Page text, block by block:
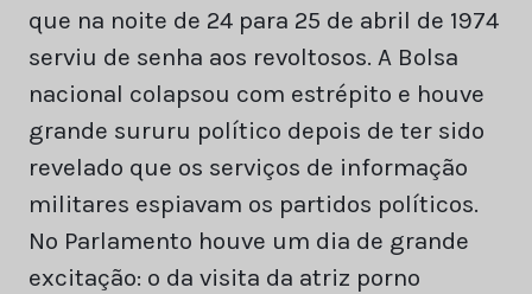
que na noite de 24 para 25 de abril de 1974
serviu de senha aos revoltosos. A Bolsa
nacional colapsou com estrépito e houve
grande sururu político depois de ter sido
revelado que os serviços de informação
militares espiavam os partidos políticos.
No Parlamento houve um dia de grande
excitação: o da visita da atriz porno